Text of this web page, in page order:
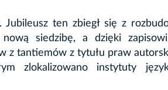
ten zbiegł się z
siedzibę, a dzięki
z tantiemów z tytułu praw
zlokalizowano instytuty